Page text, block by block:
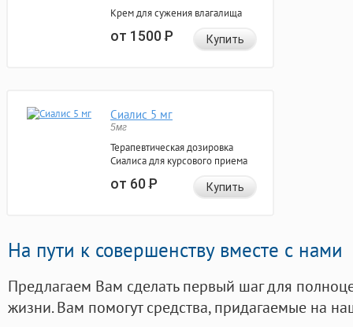
Крем для сужения влагалища
от 1500Р Купить
Сиалис 5 мг
5мг
Терапевтическая дозировка
Сиалиса для курсового приема
от 60Р Купить
На пути к совершенству вместе с нами
Предлагаем Вам сделать первый шаг для
жизни. Вам помогут средства, придагаемые на